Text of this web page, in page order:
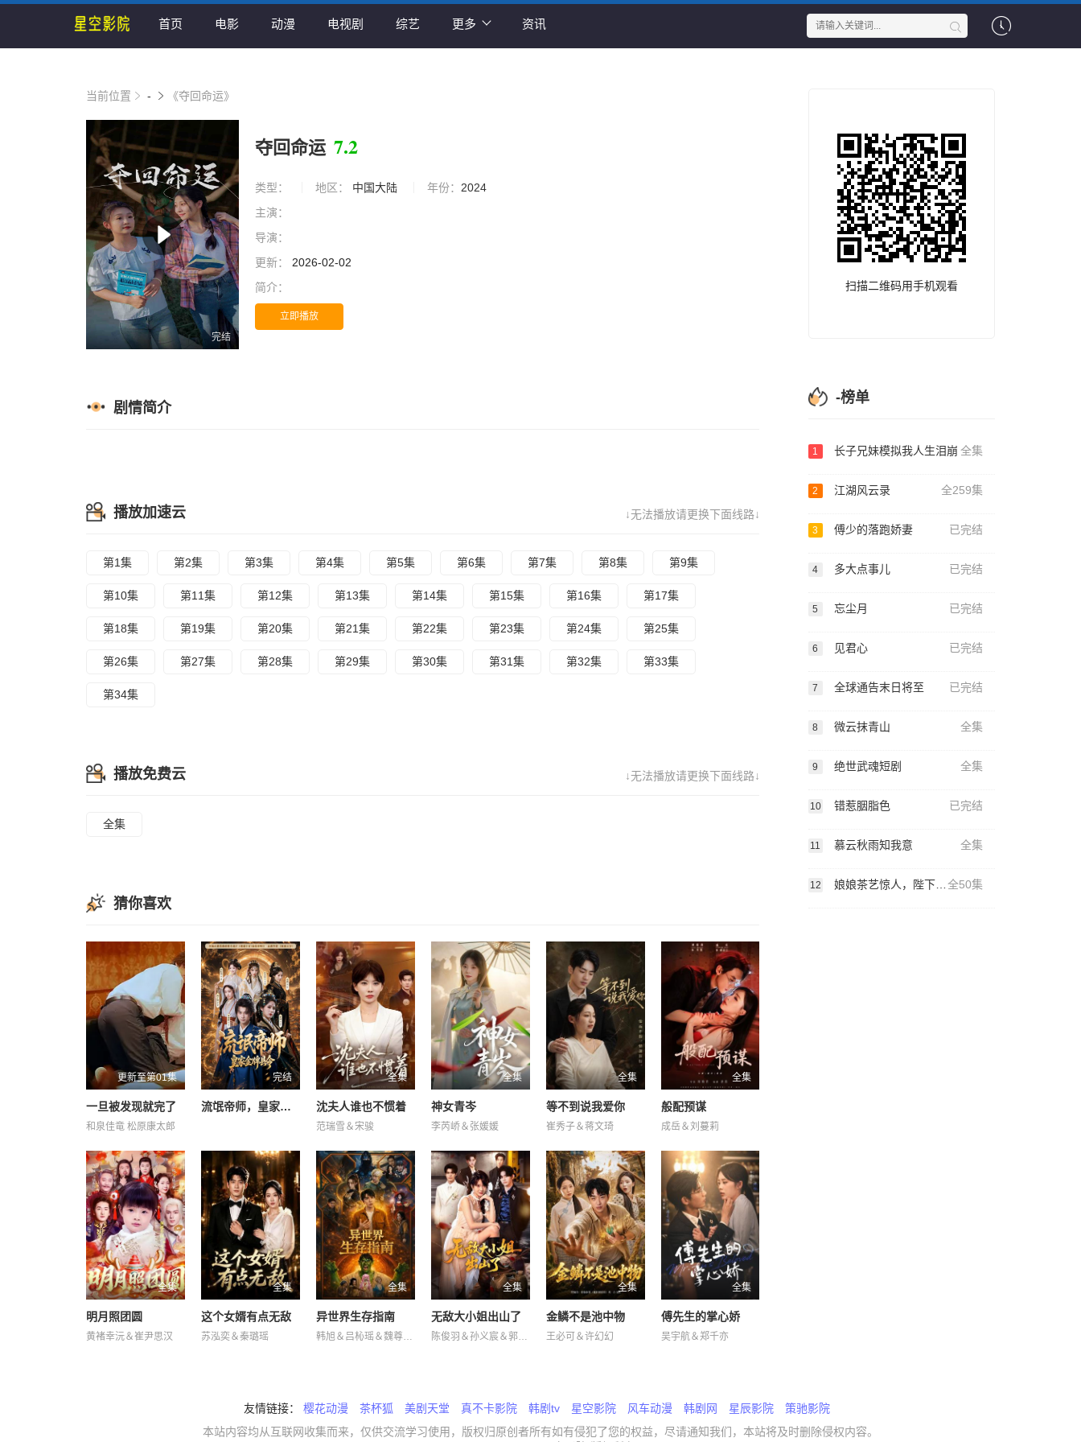
首页 电影 动漫 电视剧 综艺 更多 资讯
当前位置 - 《夺回命运》
完结
夺回命运 7.2
类型： 地区： 中国大陆 年份： 2024
主演：
导演：
更新：
2026-02-02
简介：
立即播放
剧情简介
↓无法播放请更换下面线路↓
播放加速云
第1集 第2集 第3集 第4集 第5集 第6集 第7集 第8集 第9集
第10集 第11集 第12集 第13集 第14集 第15集 第16集 第17集
第18集 第19集 第20集 第21集 第22集 第23集 第24集 第25集
第26集 第27集 第28集 第29集 第30集 第31集 第32集 第33集
第34集
↓无法播放请更换下面线路↓
播放免费云
全集
猜你喜欢
更新至第01集
一旦被发现就完了
和泉佳竜 松原康太郎
完结
流氓帝师，皇家金牌县令
全集
沈夫人谁也不惯着
范瑞雪＆宋骏
全集
神女青岑
李芮峤＆张媛媛
全集
等不到说我爱你
崔秀子＆蒋文琦
全集
般配预谋
成岳＆刘蔓莉
全集
明月照团圆
黄褚幸沅＆崔尹思汉
全集
这个女婿有点无敌
苏泓奕＆秦璐瑶
全集
异世界生存指南
韩旭＆吕杺瑶＆魏尊＆夏清＆金林
全集
无敌大小姐出山了
陈俊羽＆孙义宸＆郭亚宁
全集
金鳞不是池中物
王必可＆许幻幻
全集
傅先生的掌心娇
吴宇航＆郑千亦
扫描二维码用手机观看
-榜单
1 长子兄妹模拟我人生泪崩 全集
2 江湖风云录 全259集
3 傅少的落跑娇妻 已完结
4 多大点事儿 已完结
5 忘尘月 已完结
6 见君心 已完结
7 全球通告末日将至 已完结
8 微云抹青山 全集
9 绝世武魂短剧 全集
10 错惹胭脂色 已完结
11 慕云秋雨知我意 全集
12 娘娘茶艺惊人，陛下夜夜沉沦 全50集
友情链接： 樱花动漫 茶杯狐 美剧天堂 真不卡影院 韩剧tv 星空影院 风车动漫 韩剧网 星辰影院
策驰影院
本站内容均从互联网收集而来，仅供交流学习使用，版权归原创者所有如有侵犯了您的权益，尽请通知我们，本站将及时删除侵权内容。